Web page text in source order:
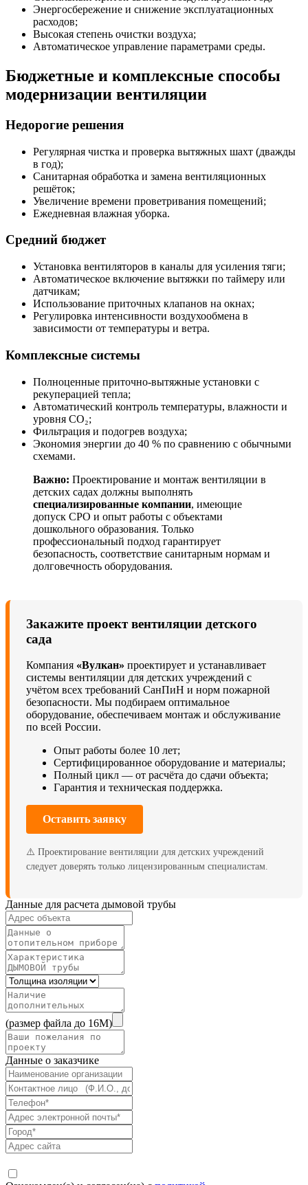
Энергосбережение и снижение эксплуатационных
расходов;
Высокая степень очистки воздуха;
Автоматическое управление параметрами среды.
Бюджетные и комплексные способы
модернизации вентиляции
Недорогие решения
Регулярная чистка и проверка вытяжных шахт (дважды
в год);
Санитарная обработка и замена вентиляционных
решёток;
Увеличение времени проветривания помещений;
Ежедневная влажная уборка.
Средний бюджет
Установка вентиляторов в каналы для усиления тяги;
Автоматическое включение вытяжки по таймеру или
датчикам;
Использование приточных клапанов на окнах;
Регулировка интенсивности воздухообмена в
зависимости от температуры и ветра.
Комплексные системы
Полноценные приточно-вытяжные установки с
рекуперацией тепла;
Автоматический контроль температуры, влажности и
уровня CO₂;
Фильтрация и подогрев воздуха;
Экономия энергии до 40 % по сравнению с обычными
схемами.
Важно: Проектирование и монтаж вентиляции в
детских садах должны выполнять
специализированные компании, имеющие
допуск СРО и опыт работы с объектами
дошкольного образования. Только
профессиональный подход гарантирует
безопасность, соответствие санитарным нормам и
долговечность оборудования.
Закажите проект вентиляции детского
сада
Компания «Вулкан» проектирует и устанавливает
системы вентиляции для детских учреждений с
учётом всех требований СанПиН и норм пожарной
безопасности. Мы подбираем оптимальное
оборудование, обеспечиваем монтаж и обслуживание
по всей России.
Опыт работы более 10 лет;
Сертифицированное оборудование и материалы;
Полный цикл — от расчёта до сдачи объекта;
Гарантия и техническая поддержка.
Оставить заявку
⚠️ Проектирование вентиляции для детских учреждений
следует доверять только лицензированным специалистам.
Данные для расчета дымовой трубы
(размер файла до 16M)
Данные о заказчике